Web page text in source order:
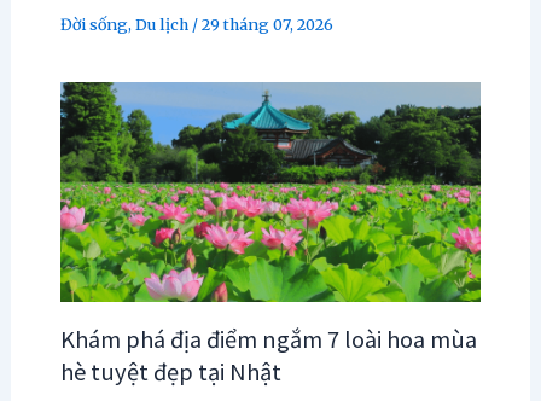
Đời sống,Du lịch/29 tháng 07, 2026
Khám phá địa điểm ngắm 7 loài hoa mùa
hè tuyệt đẹp tại Nhật